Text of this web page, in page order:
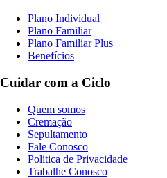
Plano Individual
Plano Familiar
Plano Familiar Plus
Benefícios
Cuidar com a Ciclo
Quem somos
Cremação
Sepultamento
Fale Conosco
Politica de Privacidade
Trabalhe Conosco